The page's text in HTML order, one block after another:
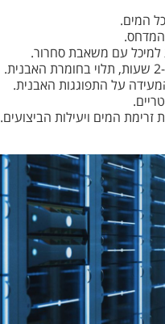
המים.
המדחס.
למיכל עם משאבת סחרור.
על התפוגגות האבנית.
המים ויעילות הביצועים.